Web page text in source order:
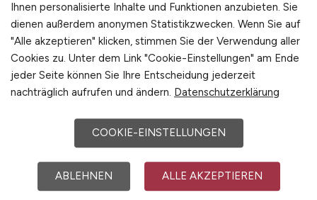
Gast Sanitär- und Heizungstechnik GmbH &
Co.KG
heute
Hiddenhausen
Ihnen personalisierte Inhalte und Funktionen anzubieten. Sie
dienen außerdem anonymen Statistikzwecken. Wenn Sie auf
"Alle akzeptieren" klicken, stimmen Sie der Verwendung aller
Cookies zu. Unter dem Link "Cookie-Einstellungen" am Ende
jeder Seite können Sie Ihre Entscheidung jederzeit
nachträglich aufrufen und ändern. Datenschutzerklärung
COOKIE-EINSTELLUNGEN
ABLEHNEN ALLE AKZEPTIEREN